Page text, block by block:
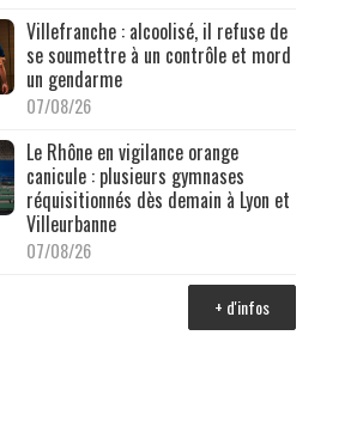
Villefranche : alcoolisé, il refuse de
se soumettre à un contrôle et mord
un gendarme
07/08/26
Le Rhône en vigilance orange
canicule : plusieurs gymnases
réquisitionnés dès demain à Lyon et
Villeurbanne
07/08/26
+ d'infos